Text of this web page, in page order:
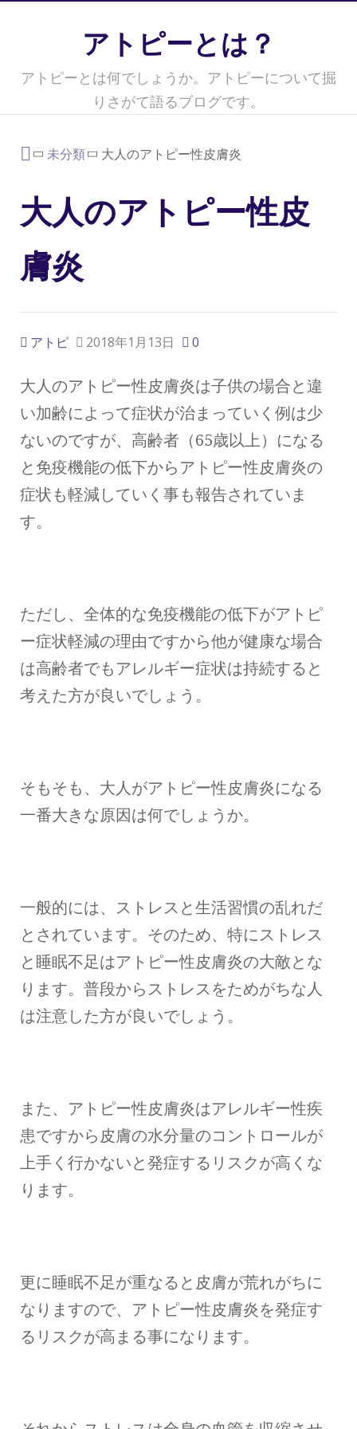
アトピーとは？
アトピーとは何でしょうか。アトピーについて掘
りさがて語るブログです。
未分類 大人のアトピー性皮膚炎
大人のアトピー性皮
膚炎
アトピ 2018年1月13日 0
大人のアトピー性皮膚炎は子供の場合と違
い加齢によって症状が治まっていく例は少
ないのですが、高齢者（65歳以上）になる
と免疫機能の低下からアトピー性皮膚炎の
症状も軽減していく事も報告されていま
す。
ただし、全体的な免疫機能の低下がアトピ
ー症状軽減の理由ですから他が健康な場合
は高齢者でもアレルギー症状は持続すると
考えた方が良いでしょう。
そもそも、大人がアトピー性皮膚炎になる
一番大きな原因は何でしょうか。
一般的には、ストレスと生活習慣の乱れだ
とされています。そのため、特にストレス
と睡眠不足はアトピー性皮膚炎の大敵とな
ります。普段からストレスをためがちな人
は注意した方が良いでしょう。
また、アトピー性皮膚炎はアレルギー性疾
患ですから皮膚の水分量のコントロールが
上手く行かないと発症するリスクが高くな
ります。
更に睡眠不足が重なると皮膚が荒れがちに
なりますので、アトピー性皮膚炎を発症す
るリスクが高まる事になります。